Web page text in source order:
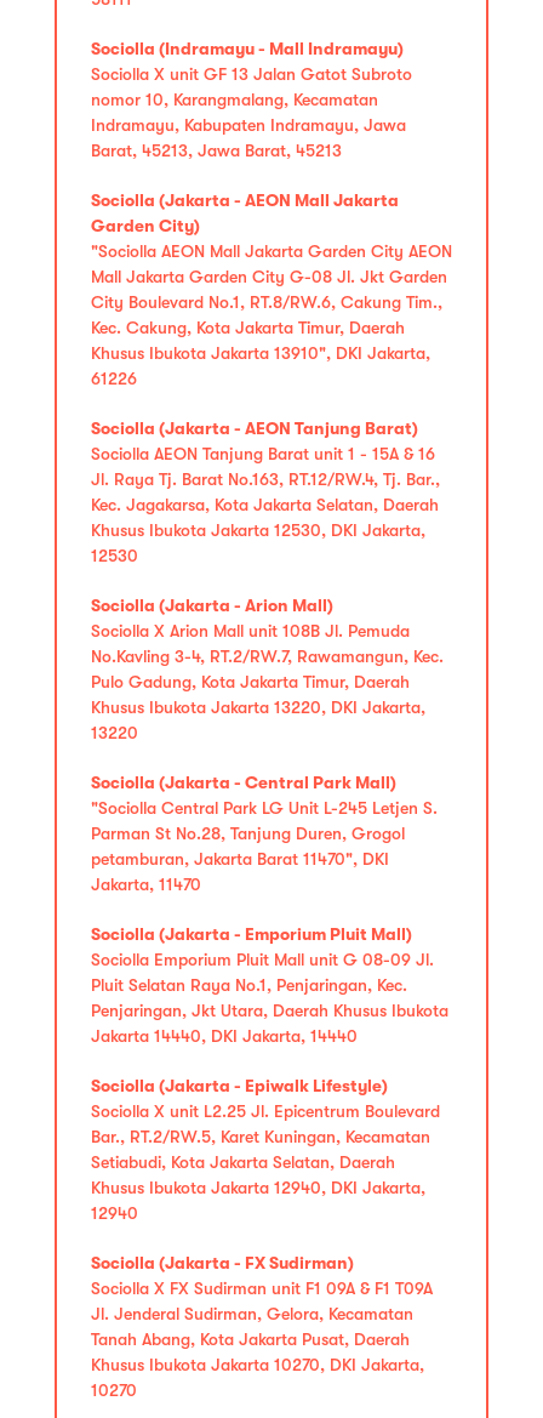
Sociolla (Indramayu - Mall Indramayu)
Sociolla X unit GF 13 Jalan Gatot Subroto
nomor 10, Karangmalang, Kecamatan
Indramayu, Kabupaten Indramayu, Jawa
Barat, 45213, Jawa Barat, 45213
Sociolla (Jakarta - AEON Mall Jakarta
Garden City)
"Sociolla AEON Mall Jakarta Garden City AEON
Mall Jakarta Garden City G-08 Jl. Jkt Garden
City Boulevard No.1, RT.8/RW.6, Cakung Tim.,
Kec. Cakung, Kota Jakarta Timur, Daerah
Khusus Ibukota Jakarta 13910", DKI Jakarta,
61226
Sociolla (Jakarta - AEON Tanjung Barat)
Sociolla AEON Tanjung Barat unit 1 - 15A & 16
Jl. Raya Tj. Barat No.163, RT.12/RW.4, Tj. Bar.,
Kec. Jagakarsa, Kota Jakarta Selatan, Daerah
Khusus Ibukota Jakarta 12530, DKI Jakarta,
12530
Sociolla (Jakarta - Arion Mall)
Sociolla X Arion Mall unit 108B Jl. Pemuda
No.Kavling 3-4, RT.2/RW.7, Rawamangun, Kec.
Pulo Gadung, Kota Jakarta Timur, Daerah
Khusus Ibukota Jakarta 13220, DKI Jakarta,
13220
Sociolla (Jakarta - Central Park Mall)
"Sociolla Central Park LG Unit L-245 Letjen S.
Parman St No.28, Tanjung Duren, Grogol
petamburan, Jakarta Barat 11470", DKI
Jakarta, 11470
Sociolla (Jakarta - Emporium Pluit Mall)
Sociolla Emporium Pluit Mall unit G 08-09 Jl.
Pluit Selatan Raya No.1, Penjaringan, Kec.
Penjaringan, Jkt Utara, Daerah Khusus Ibukota
Jakarta 14440, DKI Jakarta, 14440
Sociolla (Jakarta - Epiwalk Lifestyle)
Sociolla X unit L2.25 Jl. Epicentrum Boulevard
Bar., RT.2/RW.5, Karet Kuningan, Kecamatan
Setiabudi, Kota Jakarta Selatan, Daerah
Khusus Ibukota Jakarta 12940, DKI Jakarta,
12940
Sociolla (Jakarta - FX Sudirman)
Sociolla X FX Sudirman unit F1 09A & F1 T09A
Jl. Jenderal Sudirman, Gelora, Kecamatan
Tanah Abang, Kota Jakarta Pusat, Daerah
Khusus Ibukota Jakarta 10270, DKI Jakarta,
10270